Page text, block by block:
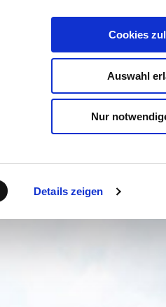
Details zeigen
Cookies
Auswahl
Nur
BUCHEN SUCHE